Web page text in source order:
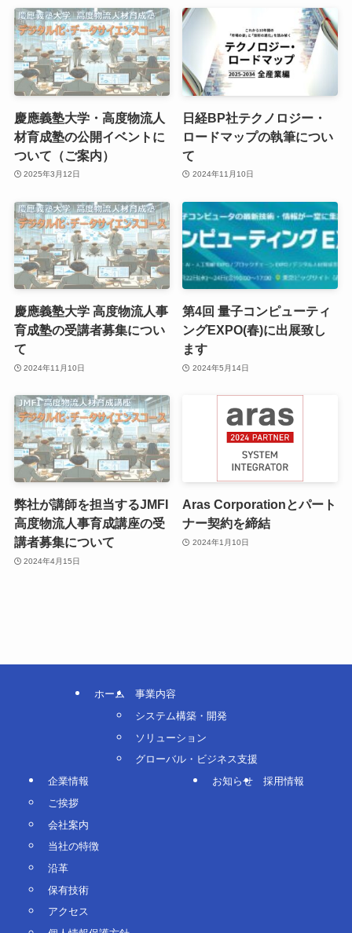
慶應義塾大学・高度物流人
材育成塾の公開イベントに
ついて（ご案内）
2025年3月12日
日経BP社テクノロジー・
ロードマップの執筆につい
て
2024年11月10日
慶應義塾大学 高度物流人事
育成塾の受講者募集につい
て
2024年11月10日
第4回 量子コンピューティ
ングEXPO(春)に出展致し
ます
2024年5月14日
弊社が講師を担当するJMFI
高度物流人事育成講座の受
講者募集について
2024年4月15日
Aras Corporationとパート
ナー契約を締結
2024年1月10日
ホーム
事業内容
システム構築・開発
ソリューション
グローバル・ビジネス支援
企業情報
ご挨拶
会社案内
当社の特徴
沿革
保有技術
アクセス
お知らせ 採用情報